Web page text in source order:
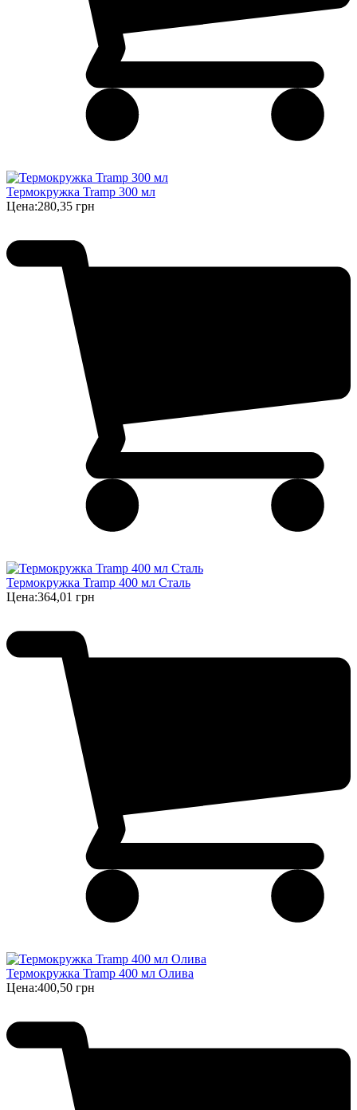
Термокружка Tramp 300 мл
Цена:280,35 грн
Термокружка Tramp 400 мл Сталь
Цена:364,01 грн
Термокружка Tramp 400 мл Олива
Цена:400,50 грн